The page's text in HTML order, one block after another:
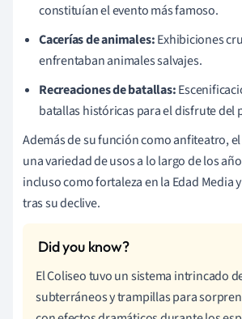
constituían el evento más famoso.
Cacerías de animales:Exhibiciones
enfrentaban animales salvajes.
Recreaciones de batallas:
batallas históricas para el disfrute del
Además de su función como anfiteatro,
una variedad de usos a lo largo de los
incluso como fortaleza en la Edad Media
tras su declive.
El Coliseo tuvo un sistema intrincado
subterráneos y trampillas para